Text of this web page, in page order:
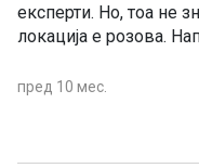
експерти. Но, тоа не
локација е розова.
пред 10 мес.